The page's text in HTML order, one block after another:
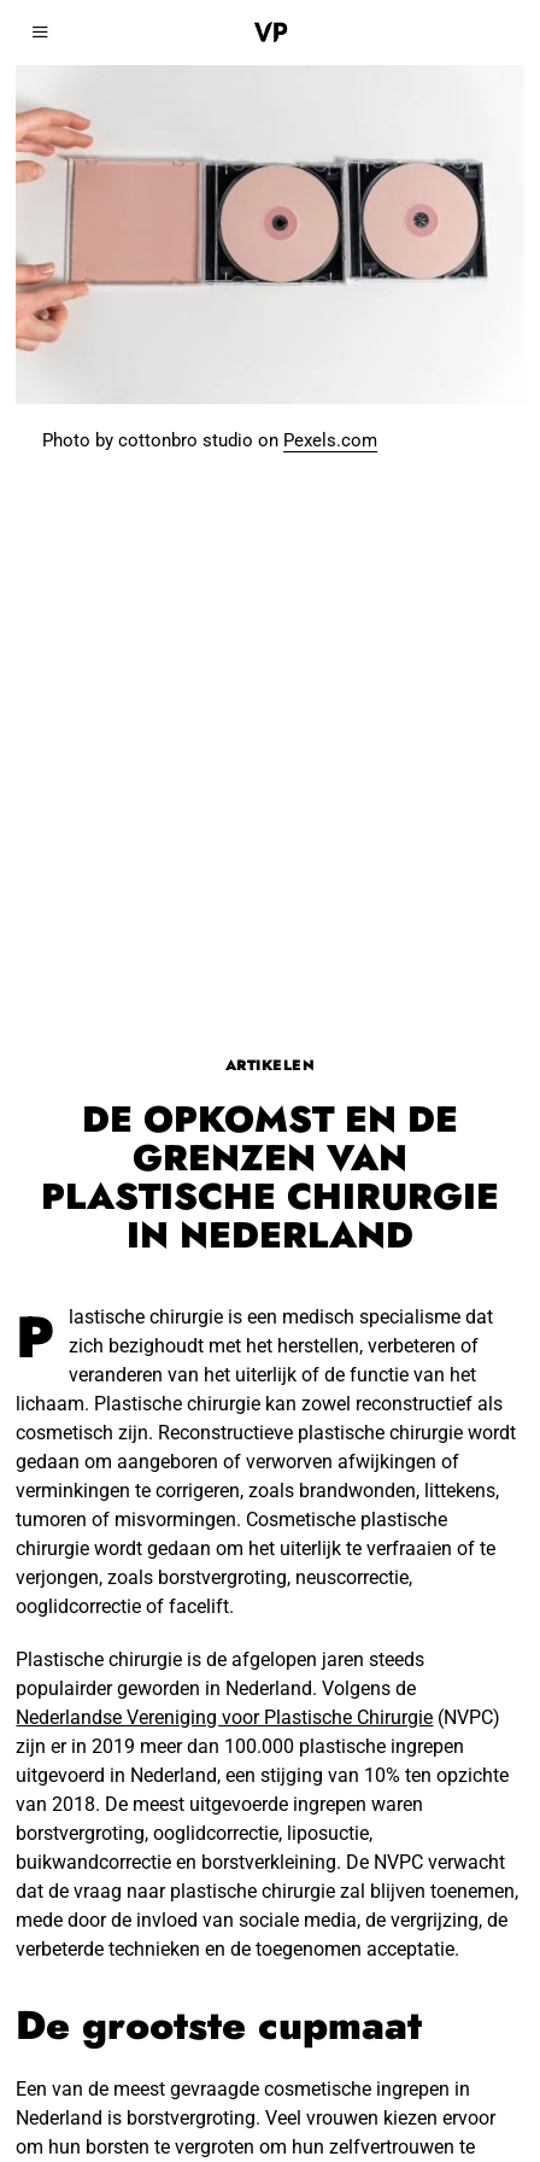
Photo by cottonbro studio on Pexels.com
ARTIKELEN
DE OPKOMST EN DE
GRENZEN VAN
PLASTISCHE CHIRURGIE
IN NEDERLAND
P
lastische chirurgie is een medisch specialisme dat
zich bezighoudt met het herstellen, verbeteren of
veranderen van het uiterlijk of de functie van het
lichaam. Plastische chirurgie kan zowel reconstructief als
cosmetisch zijn. Reconstructieve plastische chirurgie wordt
gedaan om aangeboren of verworven afwijkingen of
verminkingen te corrigeren, zoals brandwonden, littekens,
tumoren of misvormingen. Cosmetische plastische
chirurgie wordt gedaan om het uiterlijk te verfraaien of te
verjongen, zoals borstvergroting, neuscorrectie,
ooglidcorrectie of facelift.
Plastische chirurgie is de afgelopen jaren steeds
populairder geworden in Nederland. Volgens de
Nederlandse Vereniging voor Plastische Chirurgie (NVPC)
zijn er in 2019 meer dan 100.000 plastische ingrepen
uitgevoerd in Nederland, een stijging van 10% ten opzichte
van 2018. De meest uitgevoerde ingrepen waren
borstvergroting, ooglidcorrectie, liposuctie,
buikwandcorrectie en borstverkleining. De NVPC verwacht
dat de vraag naar plastische chirurgie zal blijven toenemen,
mede door de invloed van sociale media, de vergrijzing, de
verbeterde technieken en de toegenomen acceptatie.
De grootste cupmaat
Een van de meest gevraagde cosmetische ingrepen in
Nederland is borstvergroting. Veel vrouwen kiezen ervoor
om hun borsten te vergroten om hun zelfvertrouwen te